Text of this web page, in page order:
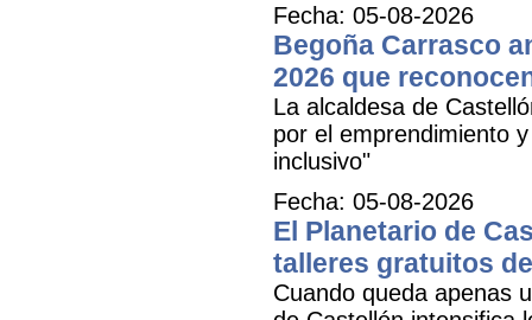
Fecha: 05-08-2026
Begoña Carrasco
2026 que
La alcaldesa de
por el emprendimiento
inclusivo"
Fecha: 05-08-2026
El Planetario de
talleres gratuitos
Cuando queda apenas